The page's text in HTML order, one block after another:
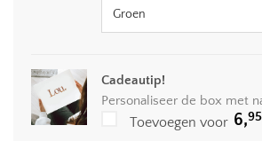
Cadeautip!
Personaliseer de box met
Toevoegen voor 6,95